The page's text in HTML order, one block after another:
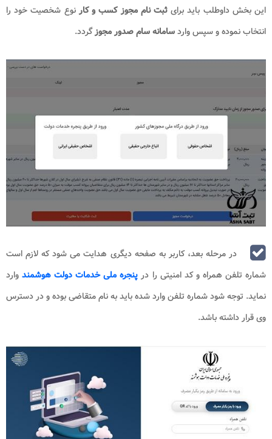
این بخش داوطلب باید برایثبت نام مجوز کسب و کارنوع شخصیت خود را
انتخاب نموده و سپس واردسامانه سام صدور مجوزگردد.
در مرحله بعد، کاربر به صفحه دیگری هدایت می شود که لازم است
شماره تلفن همراه و کد امنیتی را در پنجره ملی خدمات دولت هوشمندوارد
نماید. توجه شود شماره تلفن وارد شده باید به نام متقاضی بوده و در دسترس
وی قرار داشته باشد.